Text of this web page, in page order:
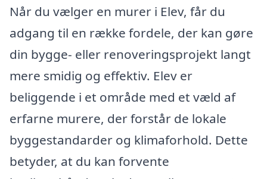
Når du vælger en murer i Elev, får du
adgang til en række fordele, der kan gøre
din bygge- eller renoveringsprojekt langt
mere smidig og effektiv. Elev er
beliggende i et område med et væld af
erfarne murere, der forstår de lokale
byggestandarder og klimaforhold. Dette
betyder, at du kan forvente